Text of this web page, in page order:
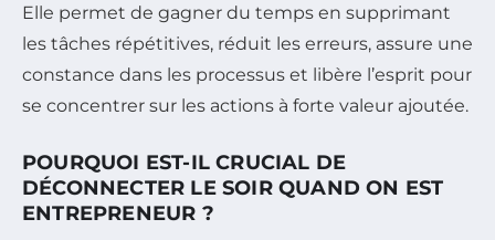
Elle permet de gagner du temps en supprimant
les tâches répétitives, réduit les erreurs, assure une
constance dans les processus et libère l’esprit pour
se concentrer sur les actions à forte valeur ajoutée.
POURQUOI EST-IL CRUCIAL DE
DÉCONNECTER LE SOIR QUAND ON EST
ENTREPRENEUR ?